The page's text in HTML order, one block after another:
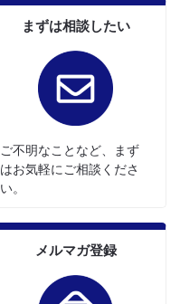
まずは相談したい
ご不明なことなど、まず
はお気軽にご相談くださ
い。
メルマガ登録